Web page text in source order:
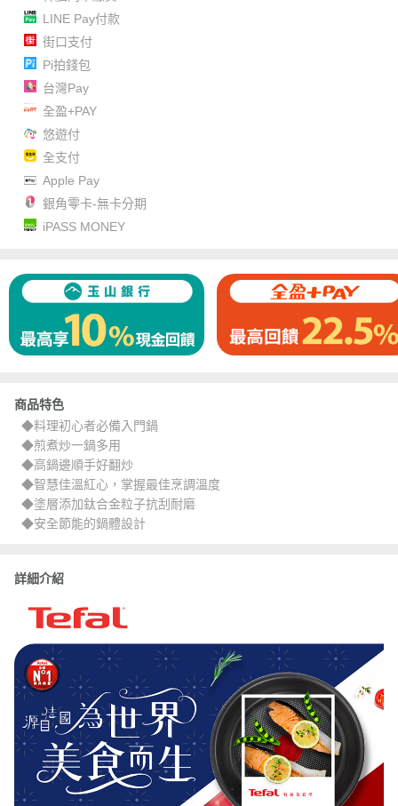
LINE Pay付款
街口支付
Pi拍錢包
台灣Pay
全盈+PAY
悠遊付
全支付
Apple Pay
銀角零卡-無卡分期
iPASS MONEY
商品特色
◆料理初心者必備入門鍋
◆煎煮炒一鍋多用
◆高鍋邊順手好翻炒
◆智慧佳溫紅心，掌握最佳烹調溫度
◆塗層添加鈦合金粒子抗刮耐磨
◆安全節能的鍋體設計
詳細介紹